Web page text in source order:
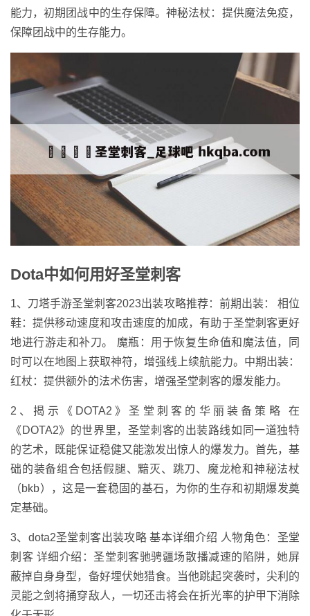
能力，初期团战中的生存保障。神秘法杖：提供魔法免疫，
保障团战中的生存能力。
Dota中如何用好圣堂刺客
1、刀塔手游圣堂刺客2023出装攻略推荐：前期出装： 相位
鞋：提供移动速度和攻击速度的加成，有助于圣堂刺客更好
地进行游走和补刀。 魔瓶：用于恢复生命值和魔法值，同
时可以在地图上获取神符，增强线上续航能力。中期出装：
红杖：提供额外的法术伤害，增强圣堂刺客的爆发能力。
2、揭示《DOTA2》圣堂刺客的华丽装备策略 在
《DOTA2》的世界里，圣堂刺客的出装路线如同一道独特
的艺术，既能保证稳健又能激发出惊人的爆发力。首先，基
础的装备组合包括假腿、黯灭、跳刀、魔龙枪和神秘法杖
（bkb），这是一套稳固的基石，为你的生存和初期爆发奠
定基础。
3、dota2圣堂刺客出装攻略 基本详细介绍 人物角色：圣堂
刺客 详细介绍：圣堂刺客驰骋疆场散播减速的陷阱，她屏
蔽掉自身身型，备好埋伏她猎食。当他跳起突袭时，尖利的
灵能之剑将捅穿敌人，一切还击将会在折光率的护甲下消除